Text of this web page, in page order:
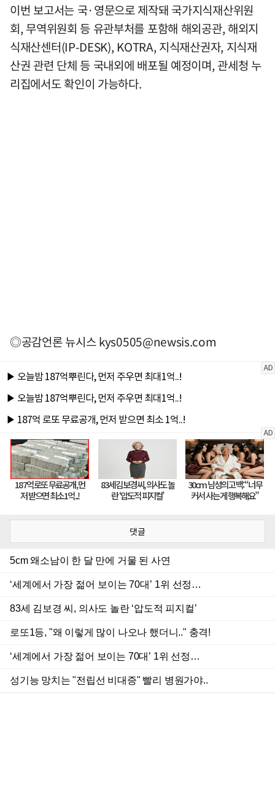
이번 보고서는 국·영문으로 제작돼 국가지식재산위원
회, 무역위원회 등 유관부처를 포함해 해외공관, 해외지
식재산센터(IP-DESK), KOTRA, 지식재산권자, 지식재
산권 관련 단체 등 국내외에 배포될 예정이며, 관세청 누
리집에서도 확인이 가능하다.
◎공감언론 뉴시스kys0505@newsis.com
댓글